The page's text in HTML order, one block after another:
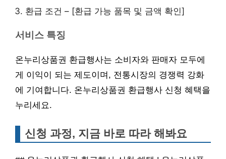
환급 조건 – [환급 가능 품목 및 금액 확인]
서비스 특징
온누리상품권 환급행사는 소비자와 판매자 모두에
게 이익이 되는 제도이며, 전통시장의 경쟁력 강화
에 기여합니다. 온누리상품권 환급행사 신청 혜택을
누리세요.
신청 과정, 지금 바로 따라 해봐요